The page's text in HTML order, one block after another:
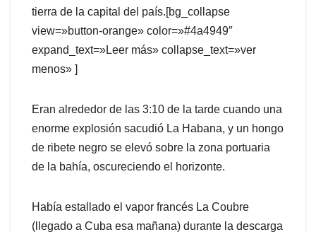
tierra de la capital del país.[bg_collapse
view=»button-orange» color=»#4a4949″
expand_text=»Leer más» collapse_text=»ver
menos» ]
Eran alrededor de las 3:10 de la tarde cuando una
enorme explosión sacudió La Habana, y un hongo
de ribete negro se elevó sobre la zona portuaria
de la bahía, oscureciendo el horizonte.
Había estallado el vapor francés La Coubre
(llegado a Cuba esa mañana) durante la descarga